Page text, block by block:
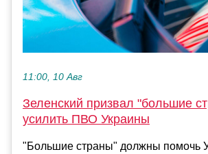
11:00, 10 Авг
Зеленский призвал "большие
усилить ПВО Украины
"Большие страны" должны помочь